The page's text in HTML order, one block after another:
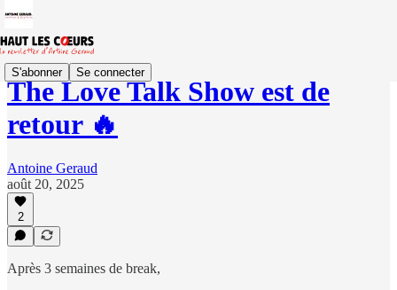
S'abonner Se connecter
The Love Talk Show est de
retour 🔥
Antoine Geraud
août 20, 2025
2
Après 3 semaines de break,